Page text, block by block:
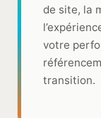
de site, la
votre
transition.